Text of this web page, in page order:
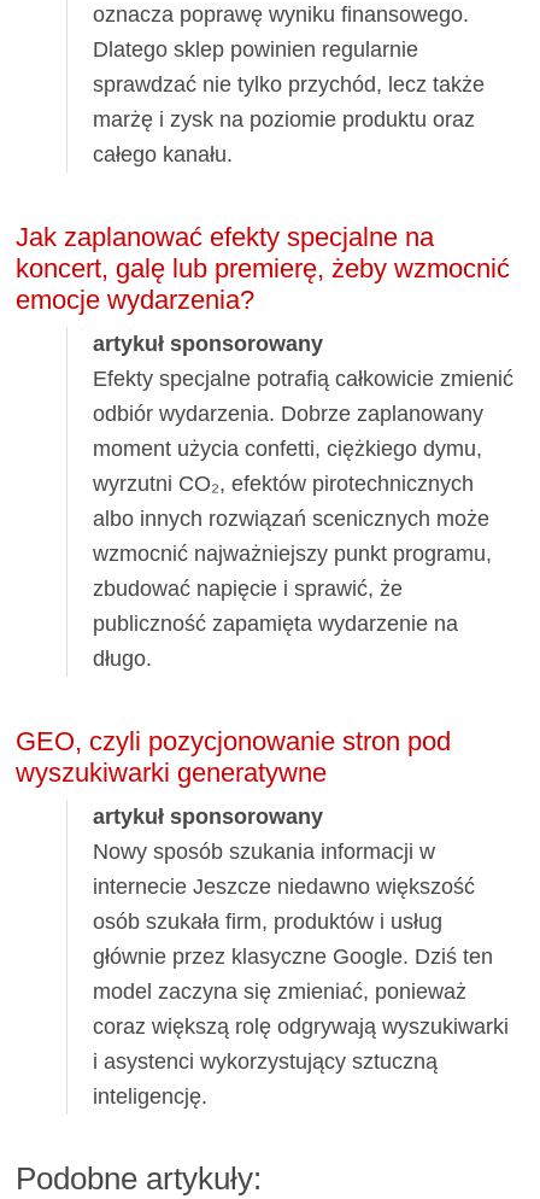
oznacza poprawę wyniku finansowego.
Dlatego sklep powinien regularnie
sprawdzać nie tylko przychód, lecz także
marżę i zysk na poziomie produktu oraz
całego kanału.
Jak zaplanować efekty specjalne na
koncert, galę lub premierę, żeby wzmocnić
emocje wydarzenia?
artykuł sponsorowany
Efekty specjalne potrafią całkowicie zmienić
odbiór wydarzenia. Dobrze zaplanowany
moment użycia confetti, ciężkiego dymu,
wyrzutni CO₂, efektów pirotechnicznych
albo innych rozwiązań scenicznych może
wzmocnić najważniejszy punkt programu,
zbudować napięcie i sprawić, że
publiczność zapamięta wydarzenie na
długo.
GEO, czyli pozycjonowanie stron pod
wyszukiwarki generatywne
artykuł sponsorowany
Nowy sposób szukania informacji w
internecie Jeszcze niedawno większość
osób szukała firm, produktów i usług
głównie przez klasyczne Google. Dziś ten
model zaczyna się zmieniać, ponieważ
coraz większą rolę odgrywają wyszukiwarki
i asystenci wykorzystujący sztuczną
inteligencję.
Podobne artykuły: